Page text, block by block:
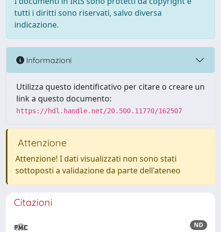
tutti i diritti sono riservati, salvo diversa
indicazione.
Informazioni
Utilizza questo identificativo per citare o creare un
link a questo documento:
https://hdl.handle.net/20.500.11770/162507
Attenzione
Attenzione! I dati visualizzati non sono stati
sottoposti a validazione da parte dell'ateneo
Citazioni
ND